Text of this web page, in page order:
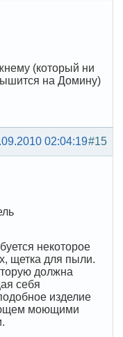
(который ни
на Домину)
#15
02:04:19
некоторое
щетка для пыли.
должна
себя
изделие
моющими